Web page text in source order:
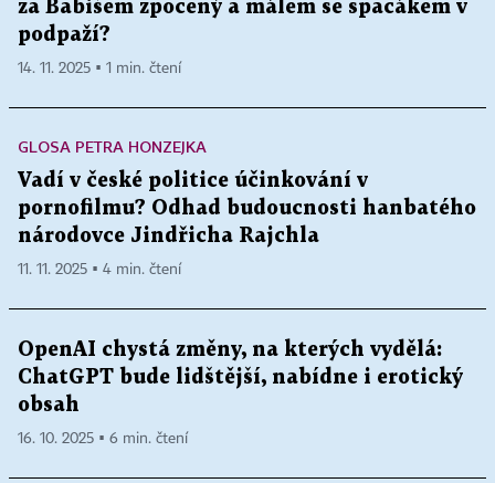
za Babišem zpocený a málem se spacákem v
podpaží?
14. 11. 2025 ▪ 1 min. čtení
GLOSA PETRA HONZEJKA
Vadí v české politice účinkování v
pornofilmu? Odhad budoucnosti hanbatého
národovce Jindřicha Rajchla
11. 11. 2025 ▪ 4 min. čtení
OpenAI chystá změny, na kterých vydělá:
ChatGPT bude lidštější, nabídne i erotický
obsah
16. 10. 2025 ▪ 6 min. čtení